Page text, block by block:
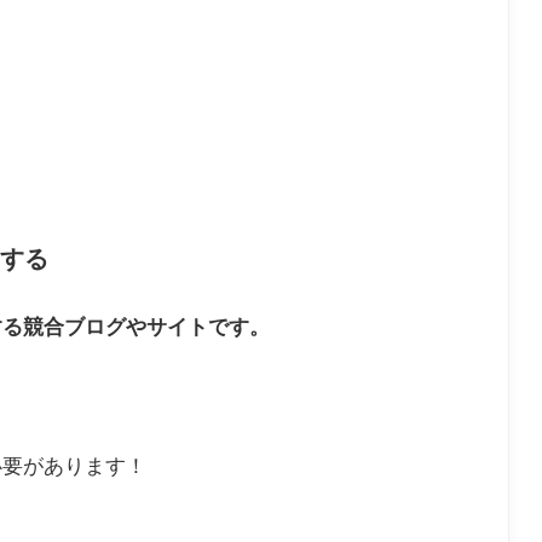
る
競合ブログやサイトです。
があります！